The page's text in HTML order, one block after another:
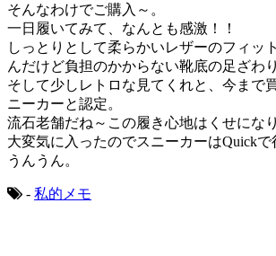
そんなわけでご購入～。
一日履いてみて、なんとも感激！！
しっとりとして柔らかいレザーのフィッ
んだけど負担のかからない靴底の足ざわり
そして少しレトロな見てくれと、今まで
ニーカーと認定。
流石老舗だね～この履き心地はくせにな
大変気に入ったのでスニーカーはQuickで
うんうん。
- 私的メモ